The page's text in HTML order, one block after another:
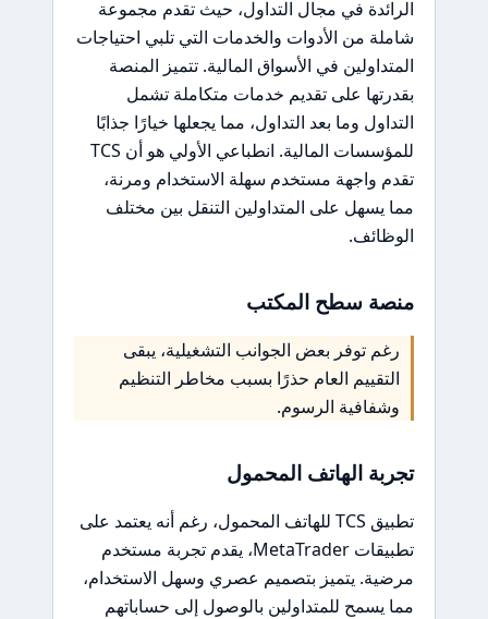
الرائدة في مجال التداول، حيث تقدم مجموعة
شاملة من الأدوات والخدمات التي تلبي احتياجات
المتداولين في الأسواق المالية. تتميز المنصة
بقدرتها على تقديم خدمات متكاملة تشمل
التداول وما بعد التداول، مما يجعلها خيارًا جذابًا
للمؤسسات المالية. انطباعي الأولي هو أن TCS
تقدم واجهة مستخدم سهلة الاستخدام ومرنة،
مما يسهل على المتداولين التنقل بين مختلف
الوظائف.
منصة سطح المكتب
رغم توفر بعض الجوانب التشغيلية، يبقى
التقييم العام حذرًا بسبب مخاطر التنظيم
وشفافية الرسوم.
تجربة الهاتف المحمول
تطبيق TCS للهاتف المحمول، رغم أنه يعتمد على
تطبيقات MetaTrader، يقدم تجربة مستخدم
مرضية. يتميز بتصميم عصري وسهل الاستخدام،
مما يسمح للمتداولين بالوصول إلى حساباتهم